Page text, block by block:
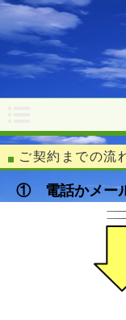
ご契約までの流
① 電話かメール